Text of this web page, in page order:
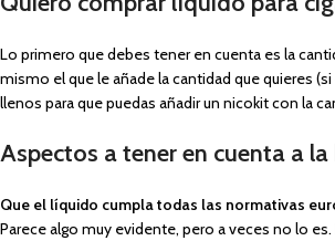
Lo primero que debes tener en cuenta es la
mismo el que le añade la cantidad que quieres
llenos para que puedas añadir un nicokit con la
Aspectos a tener en cuenta a
Que el líquido cumpla todas las normativas
Parece algo muy evidente, pero a veces no lo